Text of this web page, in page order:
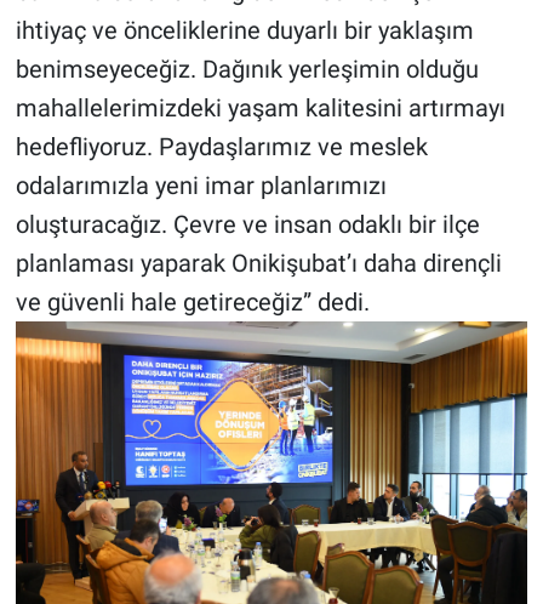
ihtiyaç ve önceliklerine duyarlı bir yaklaşım
benimseyeceğiz. Dağınık yerleşimin olduğu
mahallelerimizdeki yaşam kalitesini artırmayı
hedefliyoruz. Paydaşlarımız ve meslek
odalarımızla yeni imar planlarımızı
oluşturacağız. Çevre ve insan odaklı bir ilçe
planlaması yaparak Onikişubat’ı daha dirençli
ve güvenli hale getireceğiz” dedi.